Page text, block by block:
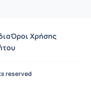
Όροι Χρήσης
reserved